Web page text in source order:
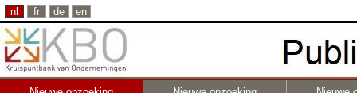
nl fr de en